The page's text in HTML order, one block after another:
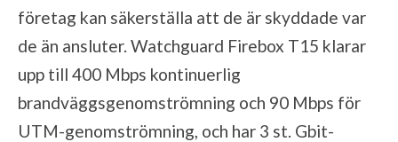
företag kan säkerställa att de är skyddade var
de än ansluter. Watchguard Firebox T15 klarar
upp till 400 Mbps kontinuerlig
brandväggsgenomströmning och 90 Mbps för
UTM-genomströmning, och har 3 st. Gbit-